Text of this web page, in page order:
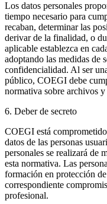
Los datos personales
tiempo necesario para
recaban, determinar las
derivar de la finalidad, o
aplicable establezca en
adoptando las medidas de
confidencialidad. Al ser
público, COEGI debe
normativa sobre archivos y
6. Deber de secreto
COEGI está
datos de las personas
personales se realizará de
esta normativa. Las
formación en protección
correspondiente
profesional.